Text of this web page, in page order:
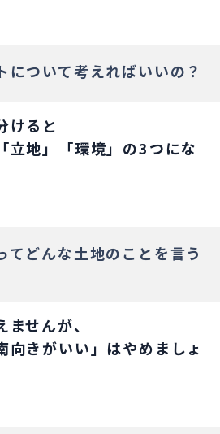
について考えればいいの？
けると
立地」「環境」の3つにな
てどんな土地のことを言う
せんが、
向きがいい」はやめましょ